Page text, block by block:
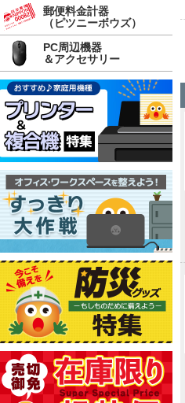
郵便料金計器
（ピツニーボウズ）
PC周辺機器
＆アクセサリー